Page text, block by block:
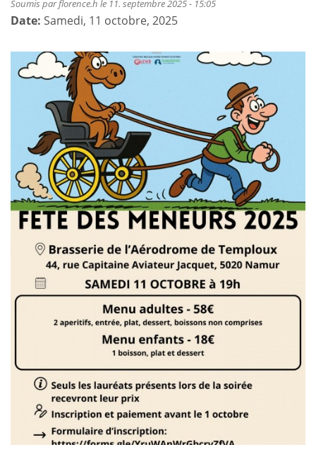
Soumis parflorence.h le 11. septembre 2025 - 15:05
Date: Samedi, 11 octobre, 2025